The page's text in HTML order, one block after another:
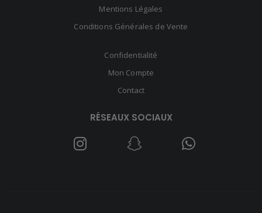
Mentions Légales
Conditions Générales de Vente
Confidentialité
Mon Compte
Contact
RÉSEAUX SOCIAUX